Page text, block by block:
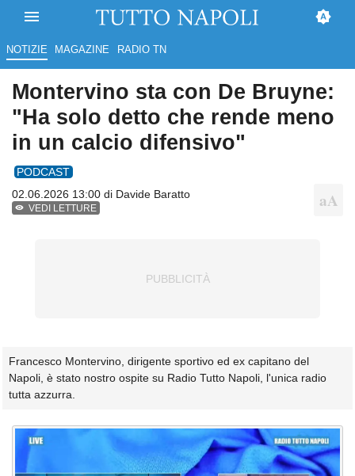
NOTIZIE MAGAZINE RADIO TN
Montervino sta con De Bruyne:
"Ha solo detto che rende meno
in un calcio difensivo"
PODCAST
02.06.2026 13:00 di Davide Baratto
VEDI LETTURE
Francesco Montervino, dirigente sportivo ed ex capitano del
Napoli, è stato nostro ospite su Radio Tutto Napoli, l'unica radio
tutta azzurra.